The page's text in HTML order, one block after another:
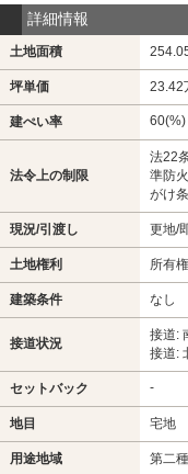
詳細情報
土地面積
坪単価 23.42
建ぺい率 60(%)
法令上の制限
法22
準防
がけ
現況/引渡し 更地/
土地権利 所有権
建築条件 なし
接道状況
接道:
接道:
セットバック -
地目 宅地
用途地域 第二